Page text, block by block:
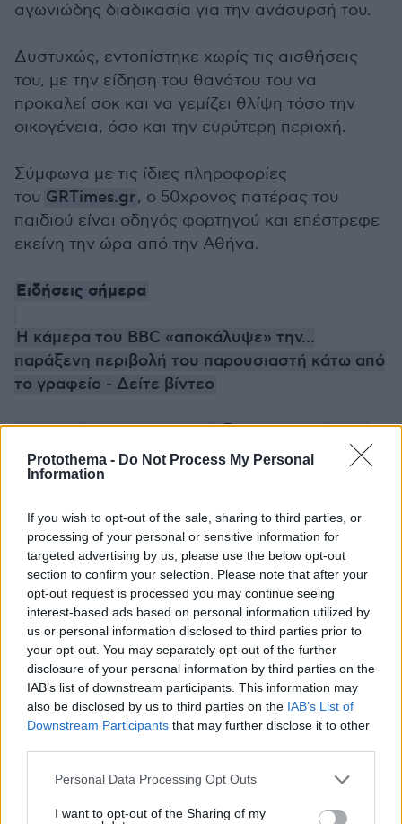
Protothema - Do Not Process My Personal
Information
If you wish to opt-out of the sale, sharing to third parties, or
processing of your personal or sensitive information for
targeted advertising by us, please use the below opt-out
section to confirm your selection. Please note that after your
opt-out request is processed you may continue seeing
interest-based ads based on personal information utilized by
us or personal information disclosed to third parties prior to
your opt-out. You may separately opt-out of the further
disclosure of your personal information by third parties on the
IAB’s list of downstream participants. This information may
also be disclosed by us to third parties on the IAB’s List of
Downstream Participants that may further disclose it to other
Please note that this website/app uses one or more Google
not limited to your visit or usage behaviour. You may click to
Personal Data Processing Opt Outs
I want to opt-out of the Sharing of my
αγωνιώδης διαδικασία για την ανάσυρσή του.
Δυστυχώς, εντοπίστηκε χωρίς τις αισθήσεις
του, με την είδηση του θανάτου του να
προκαλεί σοκ και να γεμίζει θλίψη τόσο την
οικογένεια, όσο και την ευρύτερη περιοχή.
Σύμφωνα με τις ίδιες πληροφορίες
του GRTimes.gr, ο 50χρονος πατέρας του
παιδιού είναι οδηγός φορτηγού και επέστρεφε
εκείνη την ώρα από την Αθήνα.
Ειδήσεις σήμερα
H κάμερα του BBC «αποκάλυψε» την...
παράξενη περιβολή του παρουσιαστή κάτω από
το γραφείο - Δείτε βίντεο
Η στιγμή που 54χρονος άνδρας «στριμώχνει»
13χρονη σε ασανσέρ - «Ήταν απλώς ένα
παιχνίδι» λέει ο ίδιος
Έκκληση Βασιλακόπουλου: Ο κόσμος να μην
ακούει τρελαμένους, ψεκασμένους
αντιεμβολιαστές
Σχετικά Άρθρα
Ακολουθήστε τοprotothema.gr στο Google News
και μάθετε πρώτοι όλες τις ειδήσεις
Δείτε όλες τις τελευταίεςΕιδήσειςαπό την Ελλάδα
και τον Κόσμο, τη στιγμή που συμβαίνουν, στο